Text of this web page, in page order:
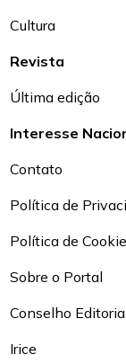
Cultura
Revista
Última edição
Interesse
Contato
Política de
Política de
Sobre o Portal
Conselho
Irice